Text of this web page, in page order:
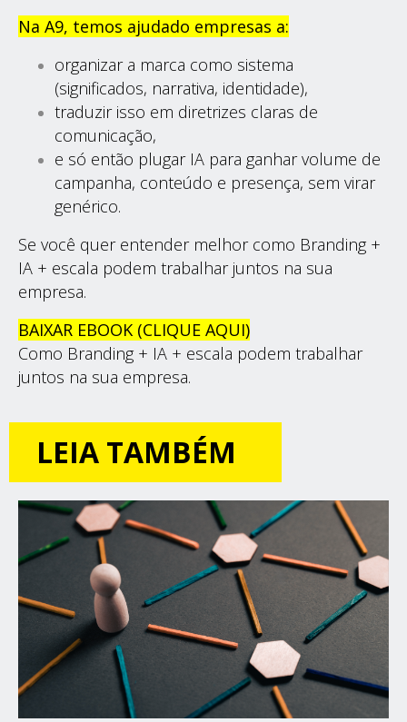
Na A9, temos ajudado empresas a:
organizar a marca como sistema
(significados, narrativa, identidade),
traduzir isso em diretrizes claras de
comunicação,
e só então plugar IA para ganhar volume de
campanha, conteúdo e presença, sem virar
genérico.
Se você quer entender melhor como Branding +
IA + escala podem trabalhar juntos na sua
empresa.
BAIXAR EBOOK (CLIQUE AQUI)
Como Branding + IA + escala podem trabalhar
juntos na sua empresa.
LEIA TAMBÉM